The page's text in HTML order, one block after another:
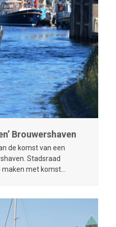
Brouwershaven
de komst van een
Stadsraad
met komst…